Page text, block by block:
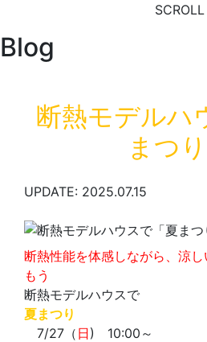
SCROLL
Blog
断熱モデルハ
まつり
UPDATE: 2025.07.15
断熱性能を体感しながら、涼
もう
断熱モデルハウスで
夏まつり
7/27（ 日) 10:00～